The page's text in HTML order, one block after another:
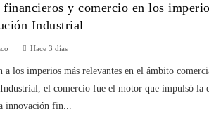
financieros y comercio en los
Industrial
Hace 3 días
a los imperios más relevantes en el ámbito
el comercio fue el motor que impulsó la
innovación fin...